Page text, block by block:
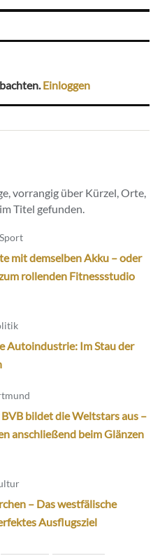
Einloggen
vorrangig über Kürzel, Orte,
Titel gefunden.
mit demselben Akku – oder
rollenden Fitnessstudio
Autoindustrie: Im Stau der
bildet die Weltstars aus –
anschließend beim Glänzen
– Das westfälische
Ausflugsziel